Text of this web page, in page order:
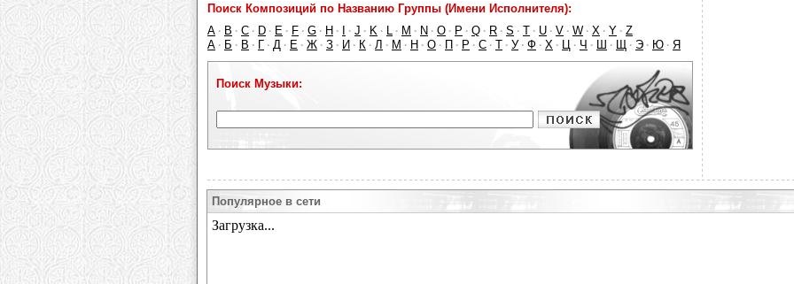
Поиск Композиций по Названию Группы (Имени Исполнителя):
A · B · C · D · E · F · G · H · · J · K · L · M · N · O · P · Q · R · S · T · U · V · W · X · Y · Z
А · Б · В · Г · Д · Е · Ж · З · И · К · Л · М · Н · О · П · Р · С · Т · У · Ф · Х · Ц · Ч · Ш · Щ · Э · Ю · Я
Поиск Музыки:
Популярное в сети